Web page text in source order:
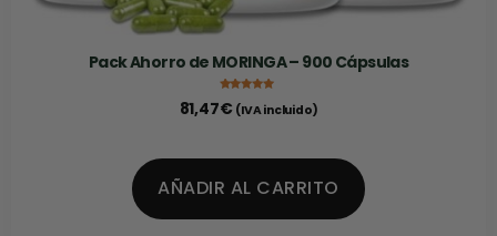
Pack Ahorro de MORINGA – 900 Cápsulas
5.00de 5
81,47€ (IVA incluido)
AÑADIR AL CARRITO